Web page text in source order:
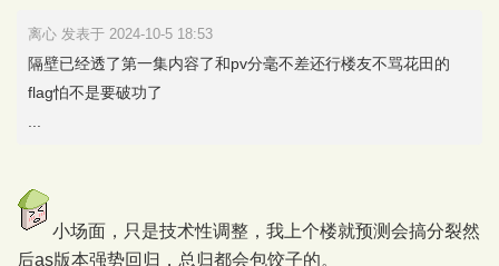
离心 发表于 2024-10-5 18:53
隔壁已经透了第一集内容了和pv分毫不差还行楼友不骂花田的
flag怕不是要破功了
...
小场面，只是技术性调整，我上个楼就预测会搞分裂然
后as版本强势回归，总归都会包饺子的。